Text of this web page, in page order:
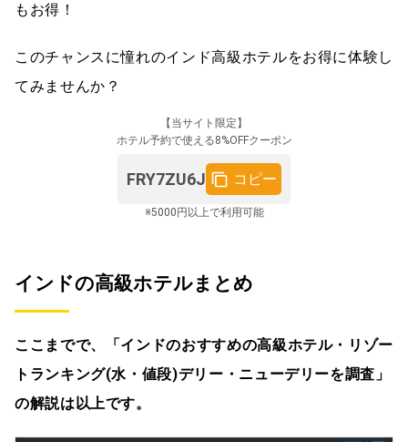
もお得！
このチャンスに憧れのインド高級ホテルをお得に体験し
てみませんか？
【当サイト限定】
ホテル予約で使える8%OFFクーポン
FRY7ZU6J コピー
※5000円以上で利用可能
インドの高級ホテルまとめ
ここまでで、「インドのおすすめの高級ホテル・リゾー
トランキング(水・値段)デリー・ニューデリーを調査」
の解説は以上です。